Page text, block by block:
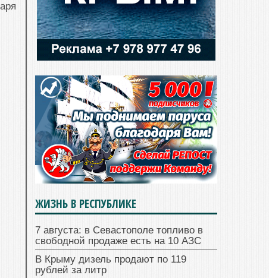
ЖИЗНЬ В РЕСПУБЛИКЕ
7 августа: в Севастополе топливо в
свободной продаже есть на 10 АЗС
В Крыму дизель продают по 119
рублей за литр